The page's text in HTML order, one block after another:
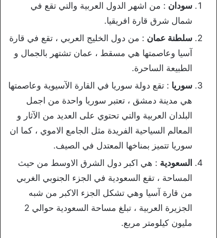
سودان : من اشهر الدول العربية والتي تقع في
شمال شرق قارة افريقيا.
سلطنة عمان : من دول الخليج العربي ، تقع في قارة
آسيا وعاصمتها هي مسقط ، عمان تشتهر بالجمال و
الطبيعة الساحرة.
سوريا : تقع دولة سوريا في القارة الآسيوية وعاصمتها
هي مدينة دمشق ، تعتبر سوريا واحدة من اجمل
البلدان العربية والتي تحتوي على العديد من الآثار و
المعالم السياحية الفريدة مثل الجامع الاموي ، كما ان
سوريا تتميز بمناخها المعتدل في الصيف.
السعودية : هي اكبر دول الشرق الاوسط من حيث
المساحة ، تقع السعودية في الجزء الجنوبي الغربي
من قارة آسيا وهي تشكل الجزء الاكبر من شبه
الجزيرة العربية ، تبلغ مساحة السعودية حوالي 2
مليون كيلومتر مربع.